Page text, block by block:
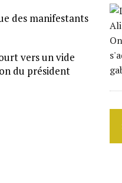
des manifestants
vers un vide
du président